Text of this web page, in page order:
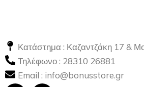
Κατάστημα : Καζαντζάκη 17 &
Τηλέφωνο : 28310 26881
Email : info@bonusstore.gr